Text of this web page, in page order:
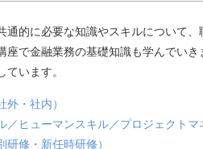
通的に必要な知識やスキルについて
座で金融業務の基礎知識も学んでい
ています。
外・社内）
／ヒューマンスキル／プロジェクト
研修・新任時研修）